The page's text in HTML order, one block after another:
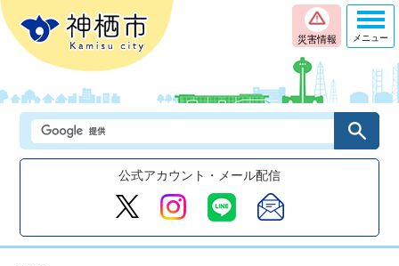
災害情報
公式アカウント・メール配信
メニュー